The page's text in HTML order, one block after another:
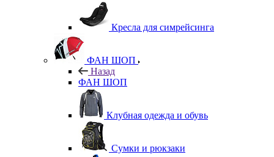
Кресла для симрейсинга
ФАН ШОП
Назад
ФАН ШОП
Клубная одежда и обувь
Сумки и рюкзаки